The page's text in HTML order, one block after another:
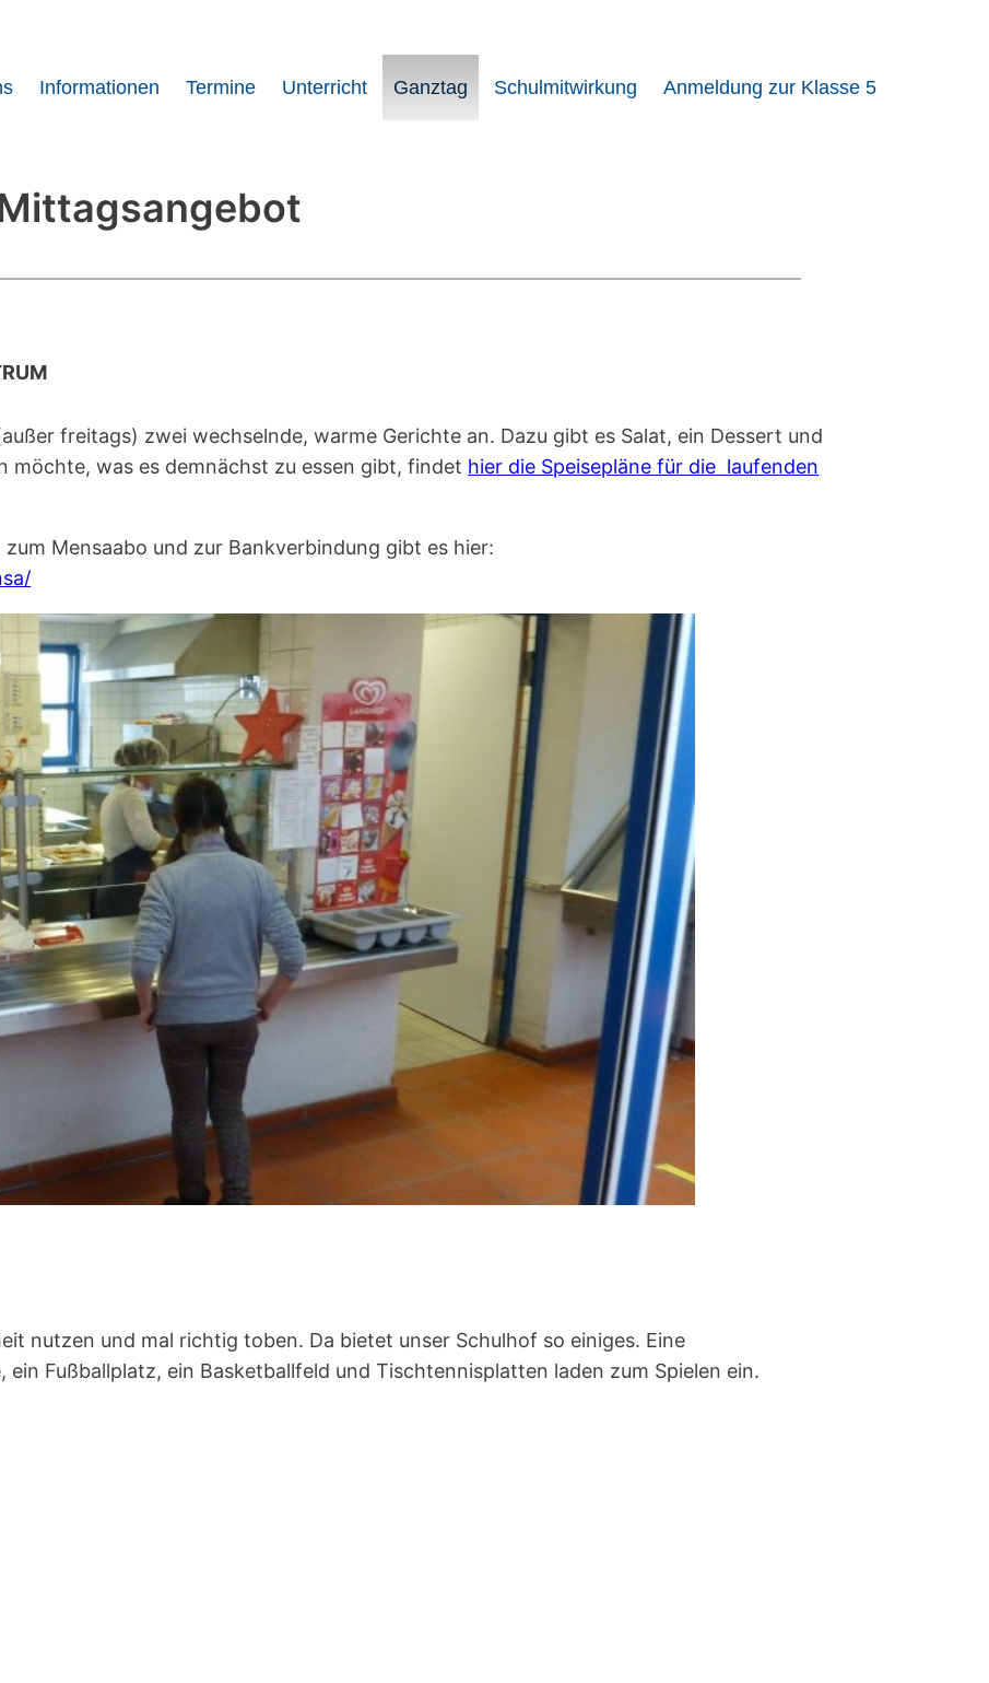
Informationen Termine Unterricht Ganztag Schulmitwirkung Anmeldung zur Klasse 5
freitags) zwei wechselnde, warme Gerichte an. Dazu gibt es Salat, ein Dessert und
möchte, was es demnächst zu essen gibt, findet hier die Speisepläne für die laufenden
Mensaabo und zur Bankverbindung gibt es hier:
nutzen und mal richtig toben. Da bietet unser Schulhof so einiges. Eine
Fußballplatz, ein Basketballfeld und Tischtennisplatten laden zum Spielen ein.